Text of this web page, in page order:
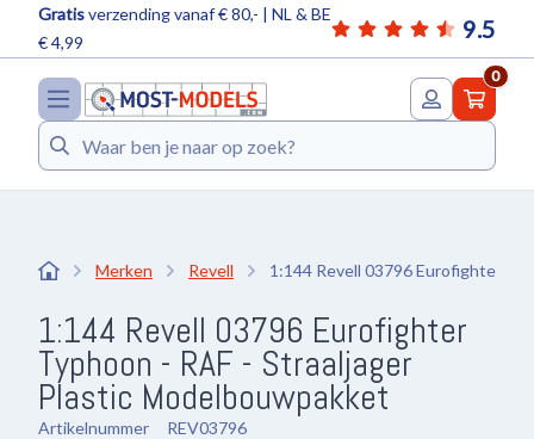
9.5
Gratisverzending vanaf € 80,- | NL & BE
€ 4,99
0
Zoeken
Merken Revell 1:144 Revell 03796 Eurofighter
1:144 Revell 03796 Eurofighter
Typhoon - RAF - Straaljager
Plastic Modelbouwpakket
Artikelnummer REV03796